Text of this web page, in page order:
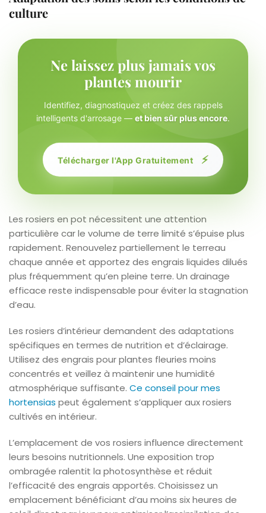
culture
Ne laissez plus jamais vos
plantes mourir
Identifiez, diagnostiquez et créez des rappels
intelligents d'arrosage — et bien sûr plus encore.
Télécharger l'App Gratuitement ⚡
Les rosiers en pot nécessitent une attention
particulière car le volume de terre limité s’épuise plus
rapidement. Renouvelez partiellement le terreau
chaque année et apportez des engrais liquides dilués
plus fréquemment qu’en pleine terre. Un drainage
efficace reste indispensable pour éviter la stagnation
d’eau.
Les rosiers d’intérieur demandent des adaptations
spécifiques en termes de nutrition et d’éclairage.
Utilisez des engrais pour plantes fleuries moins
concentrés et veillez à maintenir une humidité
atmosphérique suffisante. Ce conseil pour mes
hortensias peut également s’appliquer aux rosiers
cultivés en intérieur.
L’emplacement de vos rosiers influence directement
leurs besoins nutritionnels. Une exposition trop
ombragée ralentit la photosynthèse et réduit
l’efficacité des engrais apportés. Choisissez un
emplacement bénéficiant d’au moins six heures de